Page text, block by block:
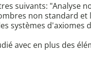
suivants: "Analyse
non standard
systèmes d'axiomes
avec en plus des